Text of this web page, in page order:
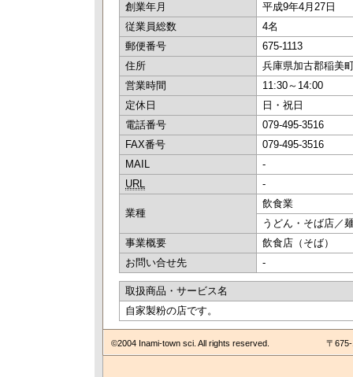
創業年月
平成9年4月27日
従業員総数
4名
郵便番号
675-1113
住所
兵庫県加古郡稲美
営業時間
11:30～14:00
定休日
日・祝日
電話番号
079-495-3516
FAX番号
079-495-3516
MAIL
-
URL
-
業種
飲食業
うどん・そば店／
事業概要
飲食店（そば）
お問い合せ先
-
取扱商品・サービス名
自家製粉の店です。
〒
©2004 Inami-town sci. All rights reserved.